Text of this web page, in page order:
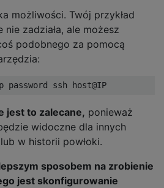
możliwości. Twój przykład
nie zadziała, ale możesz
podobnego za pomocą
p password ssh host@IP
jest to zalecane, ponieważ
widoczne dla innych
w historii powłoki.
sposobem na zrobienie
jest skonfigurowanie